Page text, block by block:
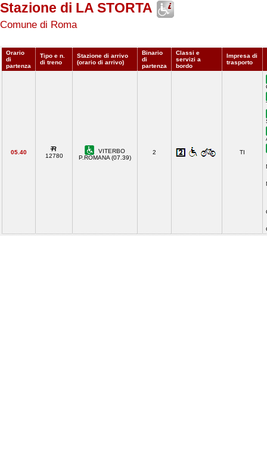
Stazione di LA STORTA
Comune di Roma
Orario
di
partenza
Tipo e n.
di treno
Stazione di arrivo
(orario di arrivo)
Binario
di
partenza
Classi e
servizi a
bordo
Impresa di
trasporto
05.40
12780
VITERBO
P.ROMANA (07.39)
2 TI